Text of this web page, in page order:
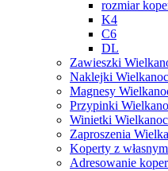
rozmiar
K4
C6
DL
Zawieszki
Naklejki
Magnesy
Przypinki
Winietki
Zaproszenia
Koperty z
Adresowanie